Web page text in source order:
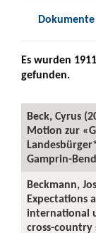
Dokumente
Es wurden
gefunden.
Beck, Cyrus
Motion zur
Gamprin-
Beckmann,
Expectations
international
cross-country